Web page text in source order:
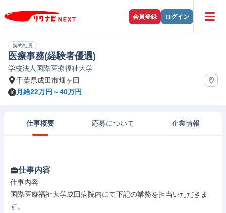
会員登録 ログイン
契約社員
医療事務(経験者優遇)
学校法人国際医療福祉大学
千葉県成田市畑ヶ田
月給22万円～40万円
仕事概要 応募について 企業情報
仕事内容
仕事内容
国際医療福祉大学成田病院内にて下記の業務を担当いただきま
す。